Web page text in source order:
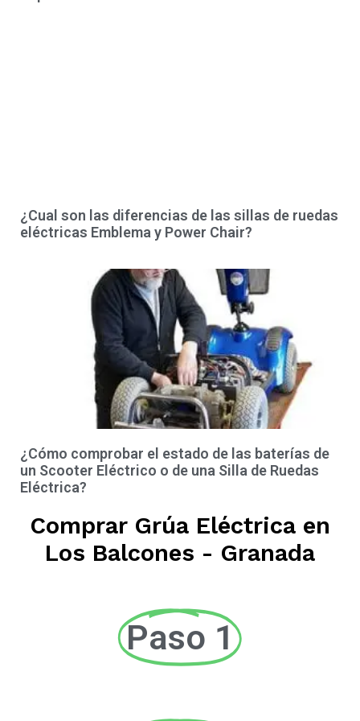
¿Cual son las diferencias de las sillas de ruedas
eléctricas Emblema y Power Chair?
¿Cómo comprobar el estado de las baterías de
un Scooter Eléctrico o de una Silla de Ruedas
Eléctrica?
Comprar Grúa Eléctrica en
Los Balcones - Granada
Paso 1